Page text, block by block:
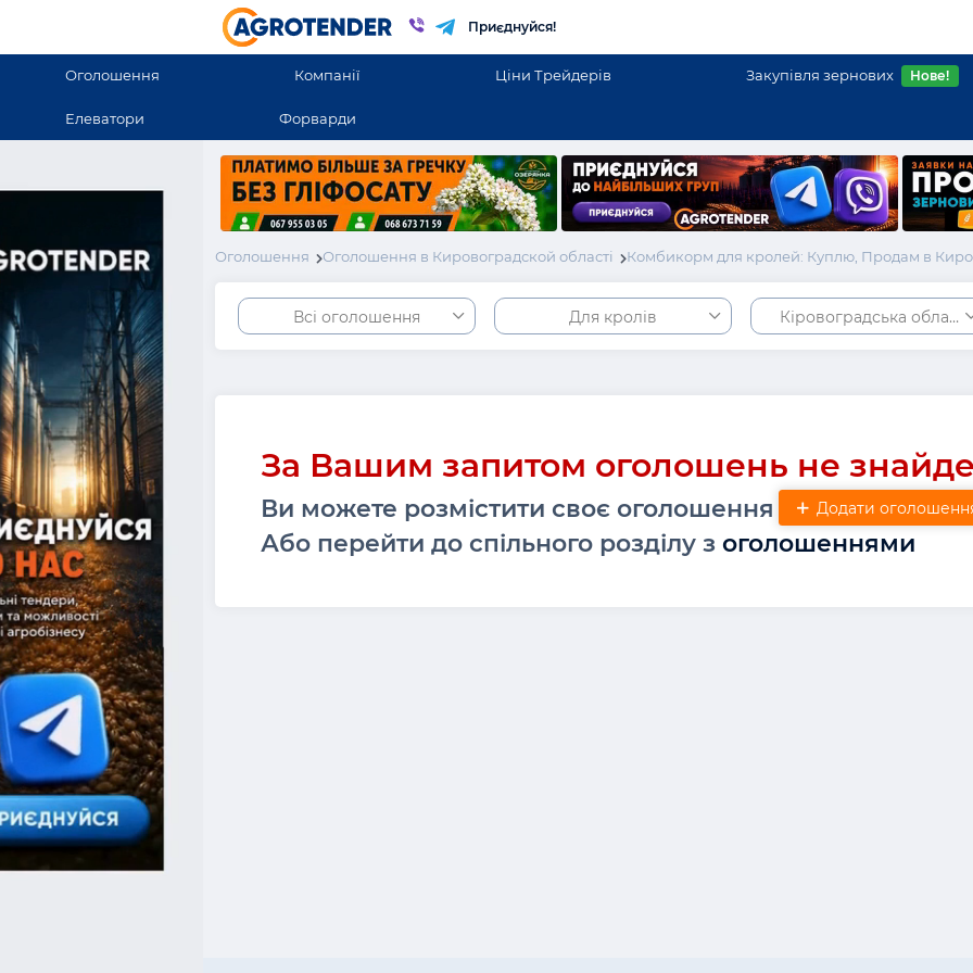
Приєднуйся!
Оголошення Компанії Ціни Трейдерів Закупівля зернових Нове!
Елеватори Форварди
Оголошення Оголошення в Кировоградской області Комбикорм для кролей: Куплю, Продам в
Всі оголошення Для кролів Кіровоградська область
За Вашим запитом оголошень не
Ви можете розмістити своє оголошення Додати
Або перейти до спільного розділу з оголошеннями